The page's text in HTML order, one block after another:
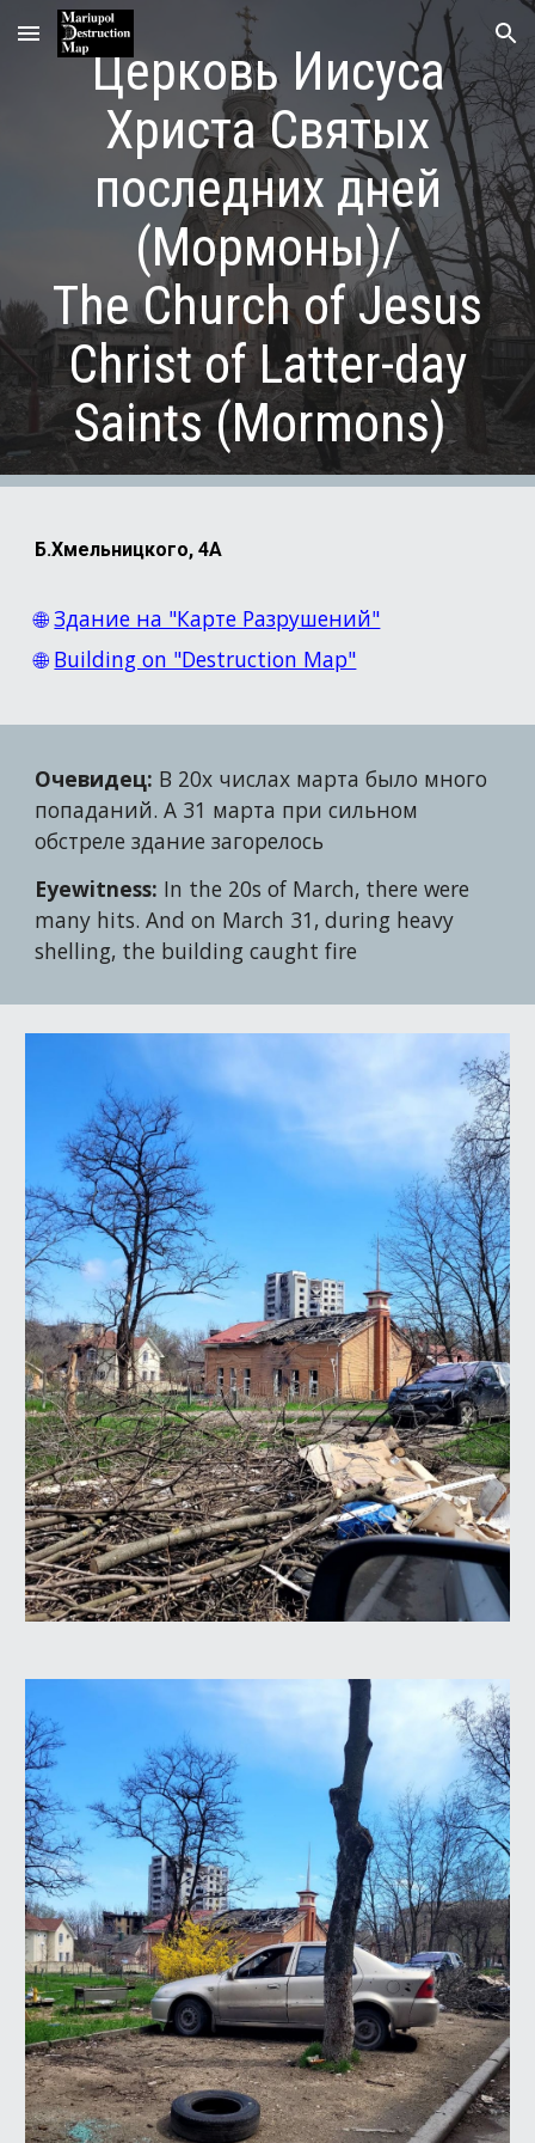
Skip to main content Skip to navigation
Церковь Иисуса
Христа Святых
последних дней
(Мормоны)/
The Church of Jesus
Christ of Latter-day
Saints (Mormons)
Б.Хмельницкого, 4А
🌐 Здание на "Карте Разрушений"
🌐 Building on "Destruction Map"
Очевидец: В 20х числах марта было много
попаданий. А 31 марта при сильном
обстреле здание загорелось
Eyewitness: In the 20s of March, there were
many hits. And on March 31, during heavy
shelling, the building caught fire